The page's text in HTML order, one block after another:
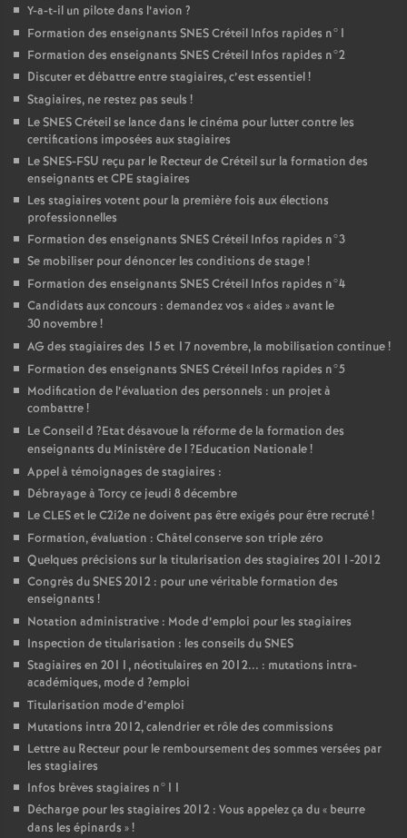
Y-a-t-il un pilote dans l’avion ?
Formation des enseignants SNESCréteil Infos rapides n°1
Formation des enseignants SNESCréteil Infos rapides n°2
Discuter et débattre entre stagiaires, c’est essentiel!
Stagiaires, ne restez pas seuls !
LeSNESCréteil se lance dans le cinéma pour lutter contre les
certifications imposées aux stagiaires
LeSNES-FSU reçu par le Recteur de Créteil sur la formation des
enseignants etCPE stagiaires
Les stagiaires votent pour la première fois aux élections
professionnelles
Formation des enseignants SNESCréteil Infos rapides n°3
Se mobiliser pour dénoncer les conditions de stage!
Formation des enseignants SNESCréteil Infos rapides n°4
Candidats aux concours : demandez vos «aides » avant le
30 novembre!
AG des stagiaires des 15 et 17 novembre, la mobilisation continue!
Formation des enseignants SNESCréteil Infos rapides n°5
Modification de l’évaluation des personnels : un projet à
combattre!
Le Conseil d ?Etat désavoue la réforme de la formation des
enseignants du Ministère de l?Education Nationale!
Appel à témoignages de stagiaires :
Débrayage à Torcy ce jeudi 8 décembre
LeCLESet le C2i2e ne doivent pas être exigés pour être recruté!
Formation, évaluation : Châtel conserve son triple zéro
Quelques précisions sur la titularisation des stagiaires 2011-2012
Congrès duSNES2012 : pour une véritable formation des
enseignants !
Notation administrative : Mode d’emploi pour les stagiaires
Inspection de titularisation : les conseils duSNES
Stagiaires en 2011, néotitulaires en 2012... : mutations intra-
académiques, mode d ?emploi
Titularisation mode d’emploi
Mutations intra 2012, calendrier et rôle des commissions
Lettre au Recteur pour le remboursement des sommes versées par
les stagiaires
Infos brèves stagiaires n°11
Décharge pour les stagiaires 2012 : Vous appelez ça du « beurre
dans les épinards »!